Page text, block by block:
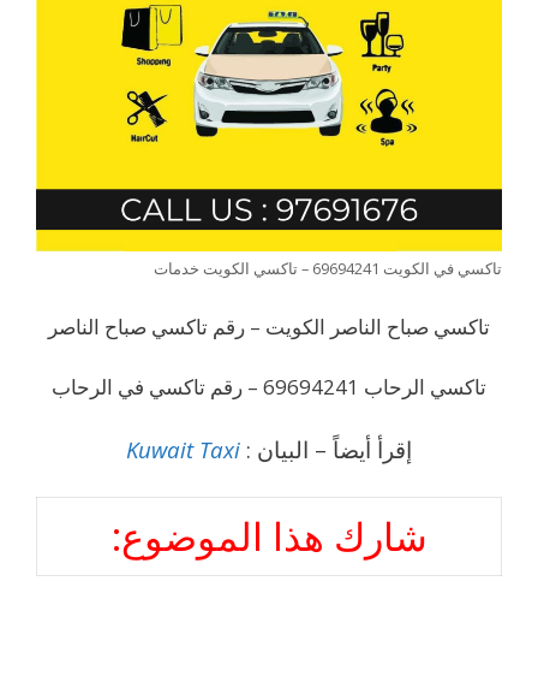
تاكسي في الكويت 69694241 – تاكسي الكويت خدمات
تاكسي صباح الناصر الكويت – رقم تاكسي صباح الناصر
تاكسي الرحاب 69694241 – رقم تاكسي في الرحاب
إقرأ أيضاً – البيان : Kuwait Taxi
شارك هذا الموضوع: